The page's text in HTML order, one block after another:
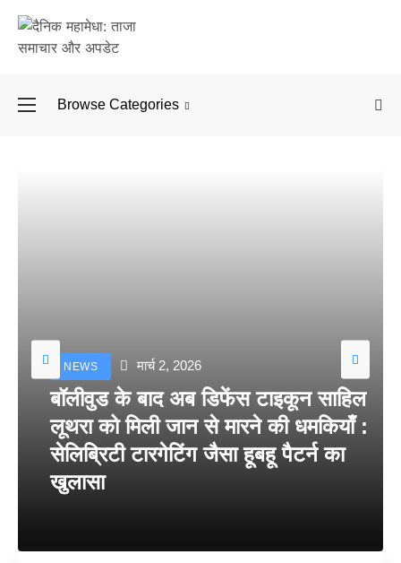
Browse Categories
NEWS मार्च 2, 2026
बॉलीवुड के बाद अब डिफेंस टाइकून साहिल
लूथरा को मिली जान से मारने की धमकियाँ :
सेलिब्रिटी टारगेटिंग जैसा हूबहू पैटर्न का
खुलासा